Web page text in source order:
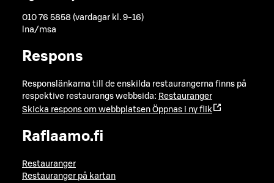
010 76 5858 (vardagar kl. 9-16)
lna/msa
Respons
Responslänkarna till de enskilda restaurangerna finns på
respektive restaurangs webbsida: Restauranger
Skicka respons om webbplatsen Öppnas i ny flik
Raflaamo.fi
Restauranger
Restauranger på kartan